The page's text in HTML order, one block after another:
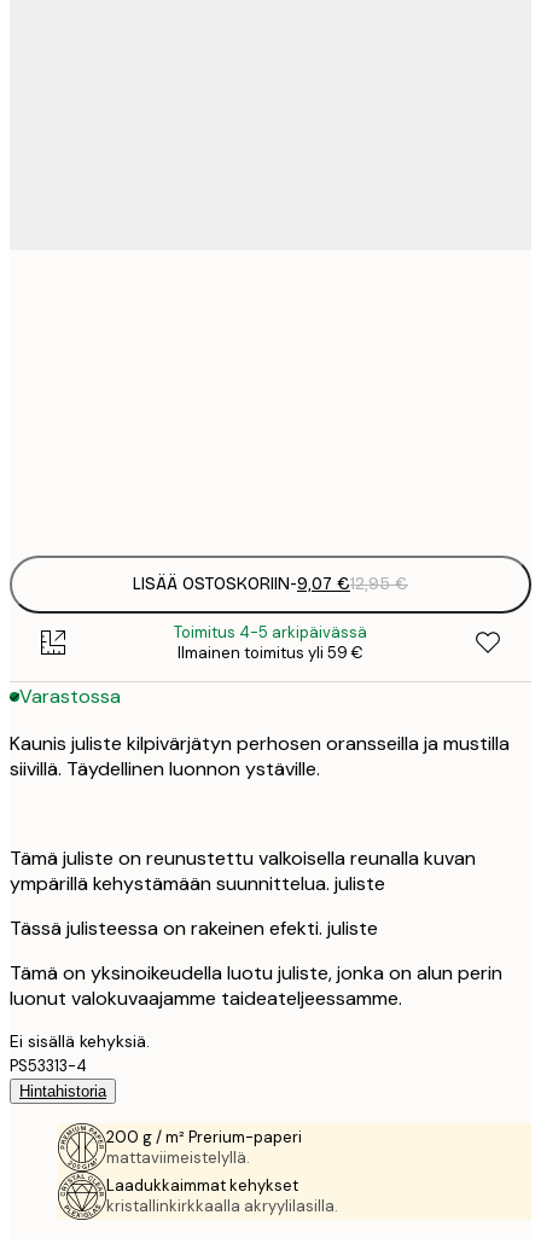
LISÄÄ OSTOSKORIIN-9,07 €12,95 €
Toimitus 4-5 arkipäivässä
Ilmainen toimitus yli 59 €
Varastossa
Kaunis juliste kilpivärjätyn perhosen oransseilla ja mustilla
siivillä. Täydellinen luonnon ystäville.
Tämä juliste on reunustettu valkoisella reunalla kuvan
ympärillä kehystämään suunnittelua. juliste
Tässä julisteessa on rakeinen efekti. juliste
Tämä on yksinoikeudella luotu juliste, jonka on alun perin
luonut valokuvaajamme taideateljeessamme.
Ei sisällä kehyksiä.
PS53313-4
Hintahistoria
200 g / m² Prerium-paperi
mattaviimeistelyllä.
Laadukkaimmat kehykset
kristallinkirkkaalla akryylilasilla.